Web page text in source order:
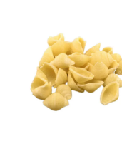
Le
opzioni
possono
essere
scelte
nella
pagina